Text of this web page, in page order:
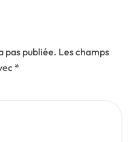
pas publiée. Les champs
*